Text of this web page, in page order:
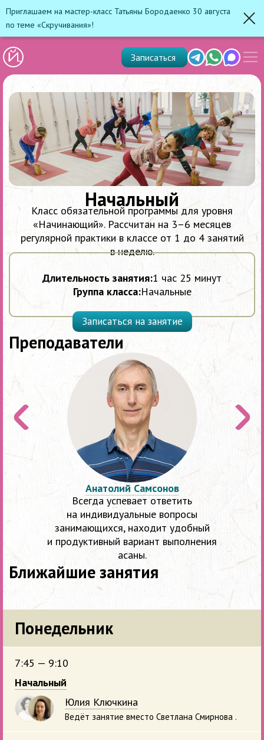
Приглашаем на мастер-класс Татьяны Бородаенко 30 августа
по теме «Скручивания»!
TelegramWhats'app
Max
Записаться
меню
Начальный
Класс обязательной программы для уровня
«Начинающий». Рассчитан на 3–6 месяцев
регулярной практики в классе от 1 до 4 занятий
в неделю.
Длительность занятия:1 час 25 минут
Группа класса:Начальные
Записаться на занятие
Преподаватели
Анатолий Самсонов
Всегда успевает ответить
на индивидуальные вопросы
занимающихся, находит удобный
и продуктивный вариант выполнения
асаны.
Предыдущий
слайд
слайд
Ближайшие занятия
Понедельник
7:45 — 9:10
Начальный
Юлия Ключкина
Ведёт занятие вместо Светлана Смирнова .